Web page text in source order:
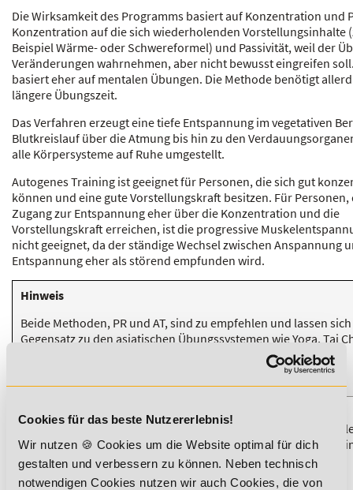
Cookies für das beste Nutzererlebnis!
Wir nutzen 🍪 Cookies um die Website optimal für dich
gestalten und verbessern zu können. Neben technisch
notwendigen Cookies nutzen wir auch Cookies, die von
Die Wirksamkeit des Programms basiert auf Konzentration und
Konzentration auf die sich wiederholenden Vorstellungsinhalte
Beispiel Wärme- oder Schwereformel) und Passivität, weil der
Veränderungen wahrnehmen, aber nicht bewusst eingreifen
basiert eher auf mentalen Übungen. Die Methode benötigt
längere Übungszeit.
Das Verfahren erzeugt eine tiefe Entspannung im vegetativen
Blutkreislauf über die Atmung bis hin zu den
alle Körpersysteme auf Ruhe umgestellt.
Autogenes Training ist geeignet für Personen, die sich gut
können und eine gute Vorstellungskraft besitzen. Für Personen,
Zugang zur Entspannung eher über die Konzentration und die
Vorstellungskraft erreichen, ist die progressive
nicht geeignet, da der ständige Wechsel zwischen Anspannung
Entspannung eher als störend empfunden wird.
Hinweis
Beide Methoden, PR und AT, sind zu empfehlen und lassen
Gegensatz zu den asiatischen Übungssystemen wie Yoga, Tai
relativ schnell erlernen. Die Methoden können auch sinnvoll
Du möchtest mehr über dieses Thema erfahren?
Dann
eine Ausbildung zumStressmanagement und Burnout Coach
,
dieses Thema behandelt wird.